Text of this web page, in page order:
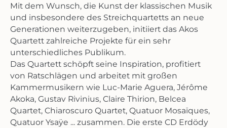
Mit dem Wunsch, die Kunst der klassischen Musik
und insbesondere des Streichquartetts an neue
Generationen weiterzugeben, initiiert das Akos
Quartett zahlreiche Projekte für ein sehr
unterschiedliches Publikum.
Das Quartett schöpft seine Inspiration, profitiert
von Ratschlägen und arbeitet mit großen
Kammermusikern wie Luc-Marie Aguera, Jérôme
Akoka, Gustav Rivinius, Claire Thirion, Belcea
Quartet, Chiaroscuro Quartet, Quatuor Mosaïques,
Quatuor Ysaÿe ... zusammen. Die erste CD Erdödy